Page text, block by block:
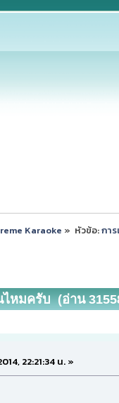
Karaoke » หัวข้อ:กา
หมครับ (อ่าน
22:21:34 น. »